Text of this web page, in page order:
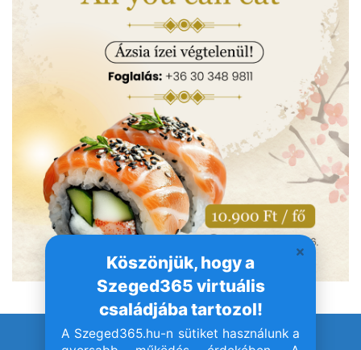
Köszönjük, hogy a
Szeged365 virtuális
családjába tartozol!
A Szeged365.hu-n sütiket használunk a
© Szeged365.hu I Minden jog fenntartva!